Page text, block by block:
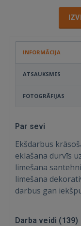
INFORMĀCIJA
ATSAUKSMES
FOTOGRĀFIJAS
Par sevi
Ekšdarbus
eklašana durvīs
limešana
limešana
darbus gan
Darba veidi (139)